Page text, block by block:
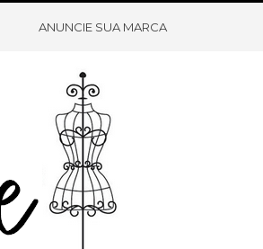
ANUNCIE SUA MARCA